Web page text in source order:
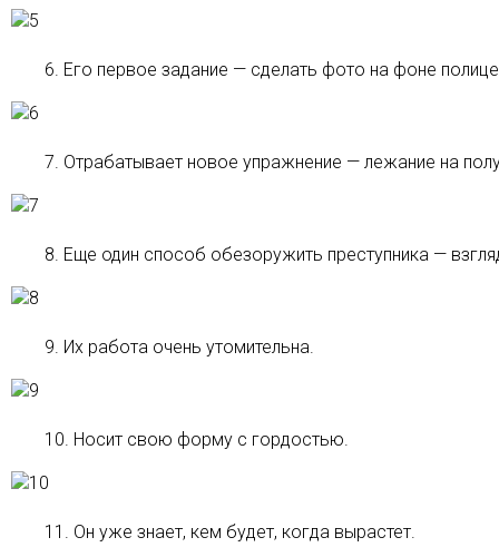
6. Его первое задание — сделать фото на фоне
7. Отрабатывает новое упражнение — лежание на
8. Еще один способ обезоружить преступника —
9. Их работа очень утомительна.
10. Носит свою форму с гордостью.
11. Он уже знает, кем будет, когда вырастет.